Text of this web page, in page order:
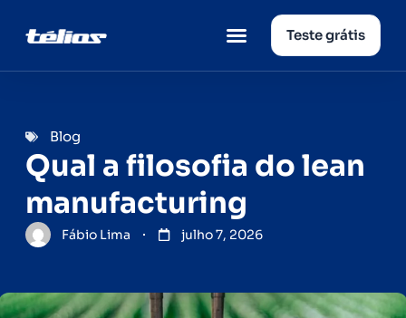
Teste grátis
Blog
Qual a filosofia do lean
manufacturing
Fábio Lima julho 7, 2026